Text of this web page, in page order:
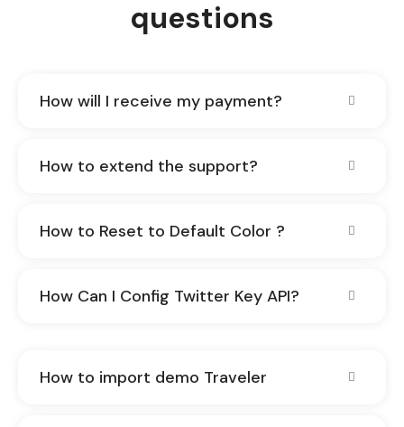
questions
How will I receive my payment?
How to extend the support?
How to Reset to Default Color ?
How Can I Config Twitter Key API?
How to import demo Traveler